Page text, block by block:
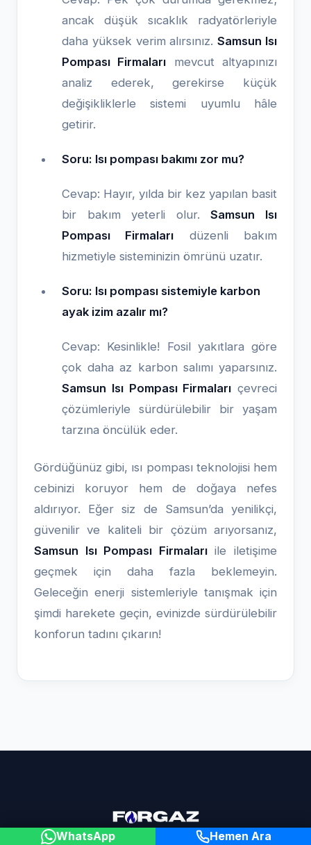
WhatsApp Hemen Ara
ancak düşük sıcaklık radyatörleriyle
daha yüksek verim alırsınız.Samsun Isı
Pompası Firmaları mevcut altyapınızı
analiz ederek, gerekirse küçük
değişikliklerle sistemi uyumlu hâle
getirir.
Soru: Isı pompası bakımı zor mu?
Cevap: Hayır, yılda bir kez yapılan basit
bir bakım yeterli olur.Samsun Isı
Pompası Firmaları düzenli bakım
hizmetiyle sisteminizin ömrünü uzatır.
Soru: Isı pompası sistemiyle karbon
ayak izim azalır mı?
Cevap: Kesinlikle! Fosil yakıtlara göre
çok daha az karbon salımı yaparsınız.
Samsun Isı Pompası Firmaları çevreci
çözümleriyle sürdürülebilir bir yaşam
tarzına öncülük eder.
Gördüğünüz gibi, ısı pompası teknolojisi hem
cebinizi koruyor hem de doğaya nefes
aldırıyor. Eğer siz de Samsun’da yenilikçi,
güvenilir ve kaliteli bir çözüm arıyorsanız,
Samsun Isı Pompası Firmalarıile iletişime
geçmek için daha fazla beklemeyin.
Geleceğin enerji sistemleriyle tanışmak için
şimdi harekete geçin, evinizde sürdürülebilir
konforun tadını çıkarın!